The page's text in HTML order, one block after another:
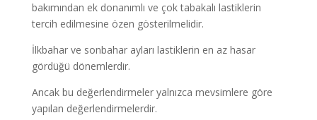
bakımından ek donanımlı ve çok tabakalı lastiklerin
tercih edilmesine özen gösterilmelidir.
İlkbahar ve sonbahar ayları lastiklerin en az hasar
gördüğü dönemlerdir.
Ancak bu değerlendirmeler yalnızca mevsimlere göre
yapılan değerlendirmelerdir.